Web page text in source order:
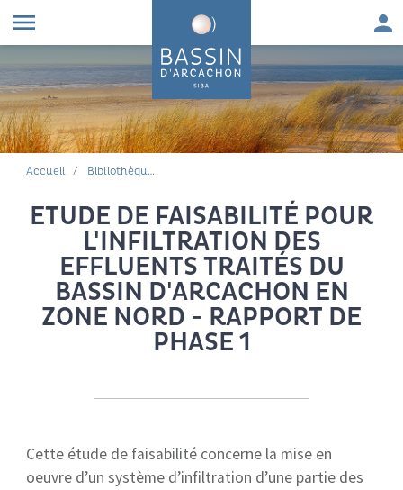
menu
FIL D'ARIANE
Accueil Bibliothèque environnementale
ETUDE DE FAISABILITÉ POUR
L'INFILTRATION DES
EFFLUENTS TRAITÉS DU
BASSIN D'ARCACHON EN
ZONE NORD - RAPPORT DE
PHASE 1
Cette étude de faisabilité concerne la mise en
oeuvre d’un système d’infiltration d’une partie des